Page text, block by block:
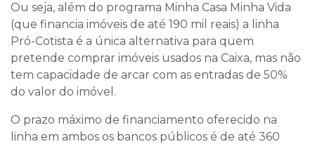
Ou seja, além do programa Minha Casa Minha Vida
(que financia imóveis de até 190 mil reais) a linha
Pró-Cotista é a única alternativa para quem
pretende comprar imóveis usados na Caixa, mas não
tem capacidade de arcar com as entradas de 50%
do valor do imóvel.
O prazo máximo de financiamento oferecido na
linha em ambos os bancos públicos é de até 360